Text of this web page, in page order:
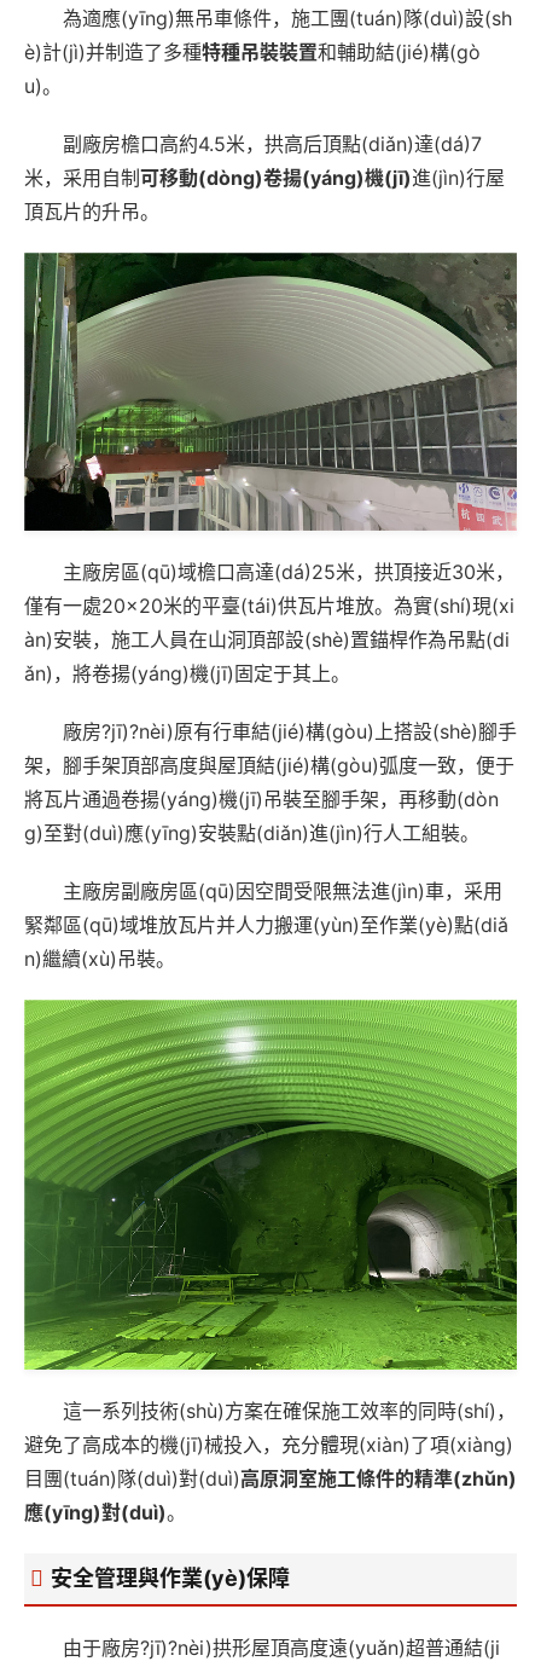
為適應(yīng)無吊車條件，施工團(tuán)隊(duì)設(sh
è)計(jì)并制造了多種特種吊裝裝置和輔助結(jié)構(gò
u)。
副廠房檐口高約4.5米，拱高后頂點(diǎn)達(dá)7
米，采用自制 可移動(dòng)卷揚(yáng)機(jī)進(jìn)行屋
頂瓦片的升吊。
主廠房區(qū)域檐口高達(dá)25米，拱頂接近30米，
僅有一處20×20米的平臺(tái)供瓦片堆放。為實(shí)現(xi
àn)安裝，施工人員在山洞頂部設(shè)置錨桿作為吊點(di
ǎn)，將卷揚(yáng)機(jī)固定于其上。
廠房?jī)?nèi)原有行車結(jié)構(gòu)上搭設(shè)腳手
架，腳手架頂部高度與屋頂結(jié)構(gòu)弧度一致，便于
將瓦片通過卷揚(yáng)機(jī)吊裝至腳手架，再移動(dòn
g)至對(duì)應(yīng)安裝點(diǎn)進(jìn)行人工組裝。
主廠房副廠房區(qū)因空間受限無法進(jìn)車，采用
緊鄰區(qū)域堆放瓦片并人力搬運(yùn)至作業(yè)點(diǎ
n)繼續(xù)吊裝。
這一系列技術(shù)方案在確保施工效率的同時(shí)，
避免了高成本的機(jī)械投入，充分體現(xiàn)了項(xiàng)
目團(tuán)隊(duì)對(duì)高原洞室施工條件的精準(zhǔn)
應(yīng)對(duì)。
安全管理與作業(yè)保障
由于廠房?jī)?nèi)拱形屋頂高度遠(yuǎn)超普通結(ji